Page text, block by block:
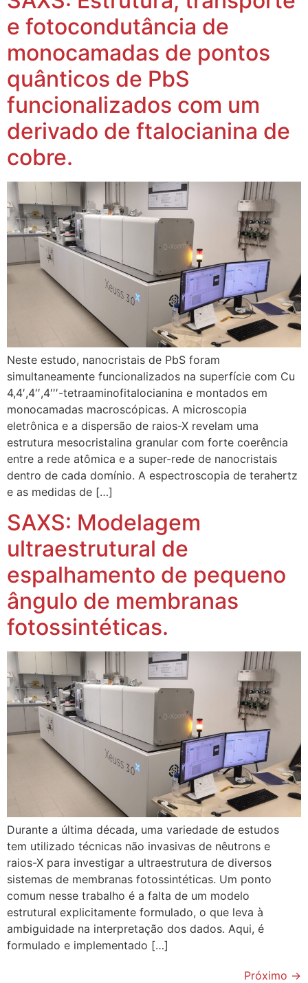
e fotocondutância de
monocamadas de pontos
quânticos de PbS
funcionalizados com um
derivado de ftalocianina de
cobre.
Neste estudo, nanocristais de PbS foram
simultaneamente funcionalizados na superfície com Cu
4,4′,4′′,4′′′-tetraaminofitalocianina e montados em
monocamadas macroscópicas. A microscopia
eletrônica e a dispersão de raios-X revelam uma
estrutura mesocristalina granular com forte coerência
entre a rede atômica e a super-rede de nanocristais
dentro de cada domínio. A espectroscopia de terahertz
e as medidas de […]
SAXS: Modelagem
ultraestrutural de
espalhamento de pequeno
ângulo de membranas
fotossintéticas.
Durante a última década, uma variedade de estudos
tem utilizado técnicas não invasivas de nêutrons e
raios-X para investigar a ultraestrutura de diversos
sistemas de membranas fotossintéticas. Um ponto
comum nesse trabalho é a falta de um modelo
estrutural explicitamente formulado, o que leva à
ambiguidade na interpretação dos dados. Aqui, é
formulado e implementado […]
Próximo →